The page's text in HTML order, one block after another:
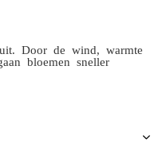
Door de wind, warmte
bloemen sneller